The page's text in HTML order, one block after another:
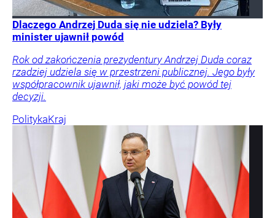
Dlaczego Andrzej Duda się nie udziela? Były
minister ujawnił powód
Rok od zakończenia prezydentury Andrzej Duda coraz
rzadziej udziela się w przestrzeni publicznej. Jego były
współpracownik ujawnił, jaki może być powód tej
decyzji.
PolitykaKraj